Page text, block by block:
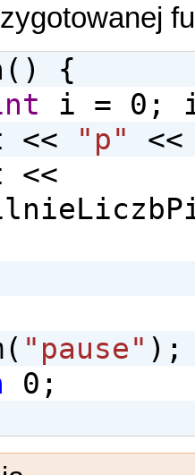
{
i = 0;
"p"
"pause" );
0;